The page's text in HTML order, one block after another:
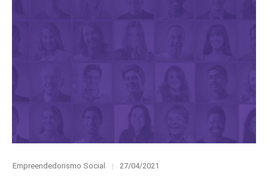
Category
Empreendedorismo Social
Posted
27/04/2021